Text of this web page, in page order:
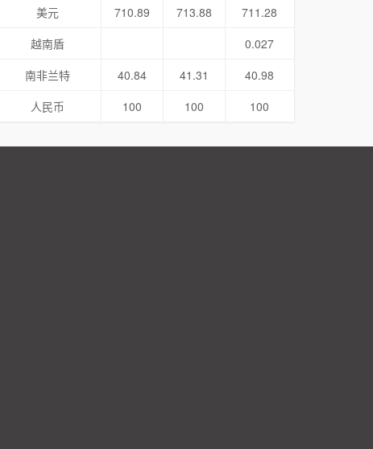
美元
710.89 713.88
711.28
越南盾
0.027
南非兰特
40.84 41.31
40.98
人民币
100 100 100